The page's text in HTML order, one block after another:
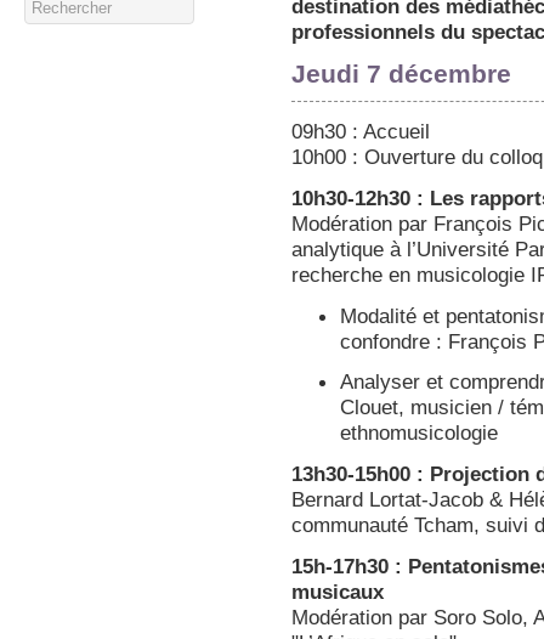
destination des
professionnels du
Jeudi 7 décembre
09h30 : Accueil
10h00 : Ouverture du
10h30-12h30 : Les
Modération par François
analytique à l’Université
recherche en musicologie
Modalité et
confondre : François
Analyser et
Clouet, musicien /
ethnomusicologie
13h30-15h00 : Projection
Bernard Lortat-Jacob &
communauté Tcham, suivi
15h-17h30 :
musicaux
Modération par Soro Solo,